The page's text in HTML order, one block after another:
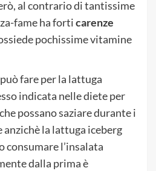
al contrario di tantissime
fame ha forticarenze
pochissime vitamine
fare per la lattuga
indicata nelle diete per
che possano saziare durante i
anzichè la lattuga iceberg
consumare l’insalata
dalla prima è